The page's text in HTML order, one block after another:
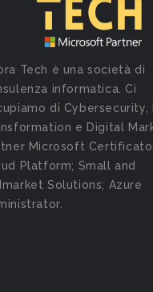
Tech è una società di
informatica. Ci
di Cybersecurity,
e Digital
Microsoft
Platform; Small and
Solutions; Azure